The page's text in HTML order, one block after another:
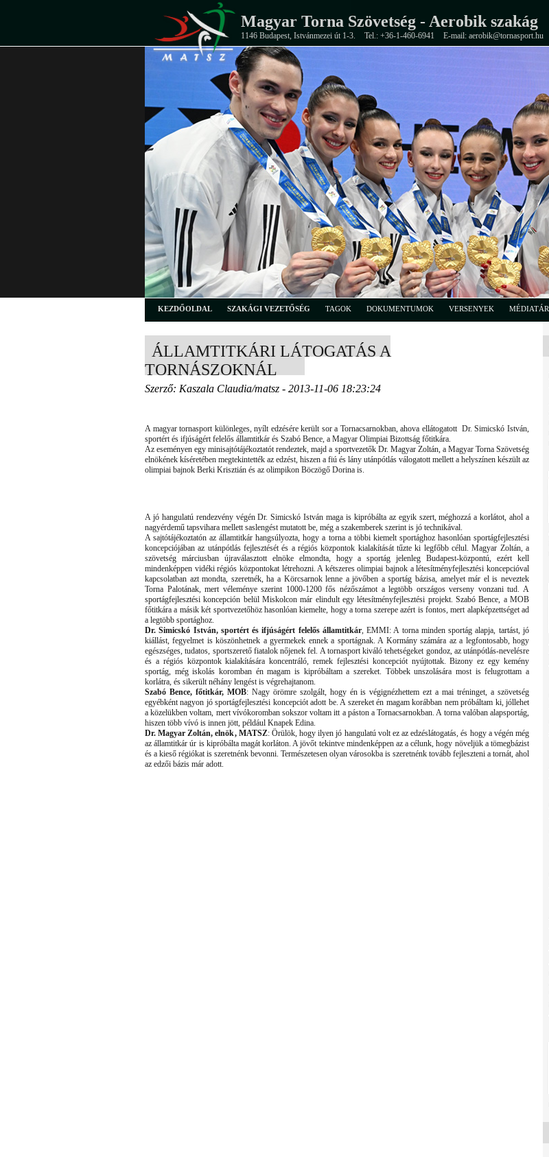
Magyar Torna Szövetség - Aerobik szakág
1146 Budapest, Istvánmezei út 1-3. Tel.: +36-1-460-6941 E-mail: aerobik@tornasport.hu
KEZDŐOLDAL SZAKÁGI VEZETŐSÉG TAGOK DOKUMENTUMOK VERSENYEK MÉDIATÁR
ÁLLAMTITKÁRI LÁTOGATÁS A
TORNÁSZOKNÁL
Szerző: Kaszala Claudia/matsz - 2013-11-06 18:23:24
A magyar tornasport különleges, nyílt edzésére került sor a Tornacsarnokban, ahova ellátogatott Dr. Simicskó István,
sportért és ifjúságért felelős államtitkár és Szabó Bence, a Magyar Olimpiai Bizottság főtitkára.
Az eseményen egy minisajtótájékoztatót rendeztek, majd a sportvezetők Dr. Magyar Zoltán, a Magyar Torna Szövetség
elnökének kíséretében megtekintették az edzést, hiszen a fiú és lány utánpótlás válogatott mellett a helyszínen készült az
olimpiai bajnok Berki Krisztián és az olimpikon Böczögő Dorina is.
A jó hangulatú rendezvény végén Dr. Simicskó István maga is kipróbálta az egyik szert, méghozzá a korlátot, ahol a
nagyérdemű tapsvihara mellett saslengést mutatott be, még a szakemberek szerint is jó technikával.
A sajtótájékoztatón az államtitkár hangsúlyozta, hogy a torna a többi kiemelt sportághoz hasonlóan sportágfejlesztési
koncepciójában az utánpótlás fejlesztését és a régiós központok kialakítását tűzte ki legfőbb célul. Magyar Zoltán, a
szövetség márciusban újraválasztott elnöke elmondta, hogy a sportág jelenleg Budapest-központú, ezért kell
mindenképpen vidéki régiós központokat létrehozni. A kétszeres olimpiai bajnok a létesítményfejlesztési koncepcióval
kapcsolatban azt mondta, szeretnék, ha a Körcsarnok lenne a jövőben a sportág bázisa, amelyet már el is neveztek
Torna Palotának, mert véleménye szerint 1000-1200 fős nézőszámot a legtöbb országos verseny vonzani tud. A
sportágfejlesztési koncepción belül Miskolcon már elindult egy létesítményfejlesztési projekt. Szabó Bence, a MOB
főtitkára a másik két sportvezetőhöz hasonlóan kiemelte, hogy a torna szerepe azért is fontos, mert alapképzettséget ad
a legtöbb sportághoz.
Dr. Simicskó István, sportért és ifjúságért felelős államtitkár, EMMI: A torna minden sportág alapja, tartást, jó
kiállást, fegyelmet is köszönhetnek a gyermekek ennek a sportágnak. A Kormány számára az a legfontosabb, hogy
egészséges, tudatos, sportszerető fiatalok nőjenek fel. A tornasport kiváló tehetségeket gondoz, az utánpótlás-nevelésre
és a régiós központok kialakítására koncentráló, remek fejlesztési koncepciót nyújtottak. Bizony ez egy kemény
sportág, még iskolás koromban én magam is kipróbáltam a szereket. Többek unszolására most is felugrottam a
korlátra, és sikerült néhány lengést is végrehajtanom.
Szabó Bence, főtitkár, MOB: Nagy örömre szolgált, hogy én is végignézhettem ezt a mai tréninget, a szövetség
egyébként nagyon jó sportágfejlesztési koncepciót adott be. A szereket én magam korábban nem próbáltam ki, jóllehet
a közelükben voltam, mert vívókoromban sokszor voltam itt a páston a Tornacsarnokban. A torna valóban alapsportág,
hiszen több vívó is innen jött, például Knapek Edina.
Dr. Magyar Zoltán, elnök, MATSZ: Örülök, hogy ilyen jó hangulatú volt ez az edzéslátogatás, és hogy a végén még
az államtitkár úr is kipróbálta magát korláton. A jövőt tekintve mindenképpen az a célunk, hogy növeljük a tömegbázist
és a kieső régiókat is szeretnénk bevonni. Természetesen olyan városokba is szeretnénk tovább fejleszteni a tornát, ahol
az edzői bázis már adott.